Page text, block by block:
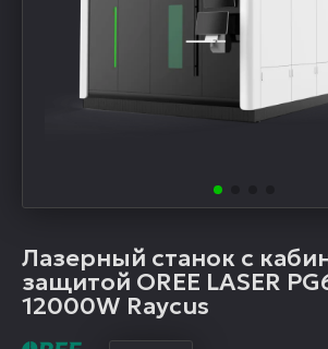
Лазерный станок с
защитой OREE LASER
12000W Raycus